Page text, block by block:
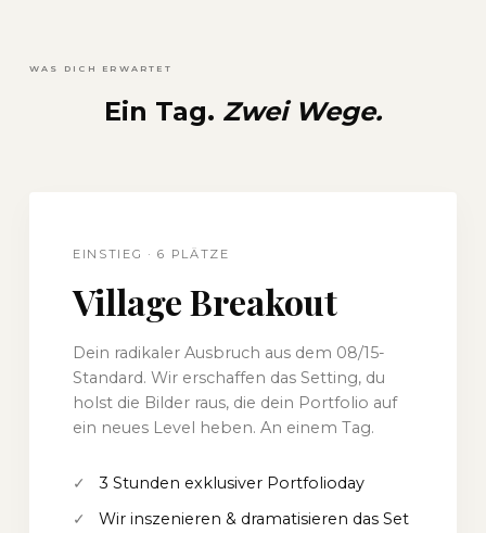
WAS DICH ERWARTET
Ein Tag. Zwei Wege.
EINSTIEG · 6 PLÄTZE
Village Breakout
Dein radikaler Ausbruch aus dem 08/15-
Standard. Wir erschaffen das Setting, du
holst die Bilder raus, die dein Portfolio auf
ein neues Level heben. An einem Tag.
✓
3 Stunden exklusiver Portfolioday
✓
Wir inszenieren & dramatisieren das Set